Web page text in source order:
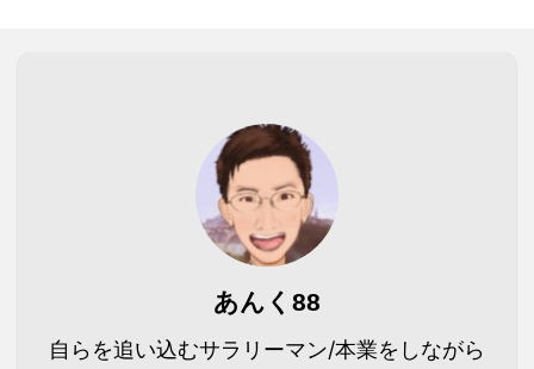
あんく88
自らを追い込むサラリーマン/本業をしながら